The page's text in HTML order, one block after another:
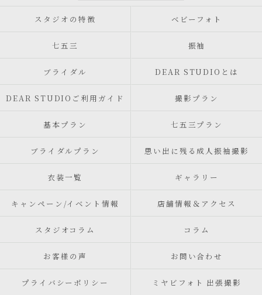
スタジオの特徴 ベビーフォト
七五三 振袖
ブライダル DEAR STUDIOとは
DEAR STUDIOご利用ガイド 撮影プラン
基本プラン 七五三プラン
ブライダルプラン 思い出に残る成人振袖撮影
衣装一覧 ギャラリー
キャンペーン/イベント情報 店舗情報＆アクセス
スタジオコラム コラム
お客様の声 お問い合わせ
プライバシーポリシー ミヤビフォト 出張撮影